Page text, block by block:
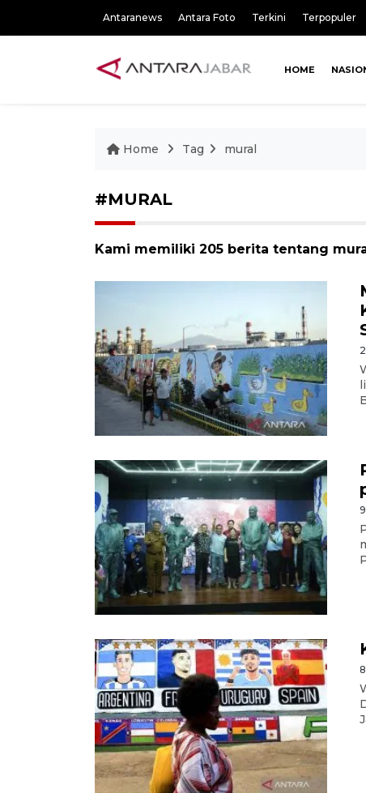
Antaranews Antara Foto Terkini Terpopuler
HOME
Home Tag mural
#MURAL
Kami memiliki 205 berita tentang